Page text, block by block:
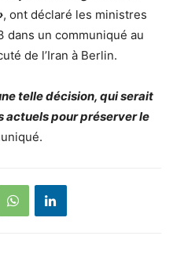
, ont déclaré les ministres
dans un communiqué au
de l’Iran à Berlin.
telle décision, qui serait
pour préserver le